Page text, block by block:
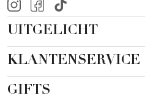
UITGELICHT
KLANTENSERVICE
GIFTS